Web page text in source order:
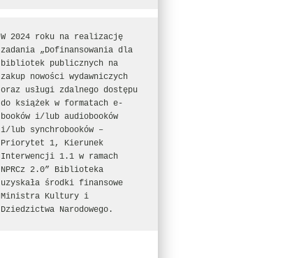
W 2024 roku na realizację
zadania „Dofinansowania dla
bibliotek publicznych na
zakup nowości wydawniczych
oraz usługi zdalnego dostępu
do książek w formatach e-
booków i/lub audiobooków
i/lub synchrobooków –
Priorytet 1, Kierunek
Interwencji 1.1 w ramach
NPRCz 2.0” Biblioteka
uzyskała środki finansowe
Ministra Kultury i
Dziedzictwa Narodowego.